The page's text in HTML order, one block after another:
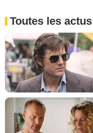
Toutes les